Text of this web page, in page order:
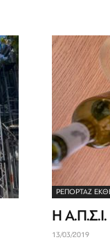
ΡΕΠΟΡΤΆΖ
Η
13/03/2019